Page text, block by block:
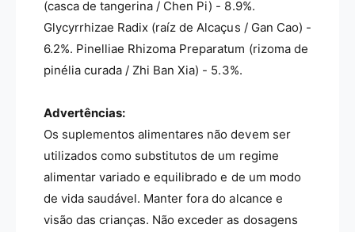
(casca de tangerina / Chen Pi) - 8.9%.
Glycyrrhizae Radix (raíz de Alcaçus / Gan Cao) -
6.2%. Pinelliae Rhizoma Preparatum (rizoma de
pinélia curada / Zhi Ban Xia) - 5.3%.
Advertências:
Os suplementos alimentares não devem ser
utilizados como substitutos de um regime
alimentar variado e equilibrado e de um modo
de vida saudável. Manter fora do alcance e
visão das crianças. Não exceder as dosagens